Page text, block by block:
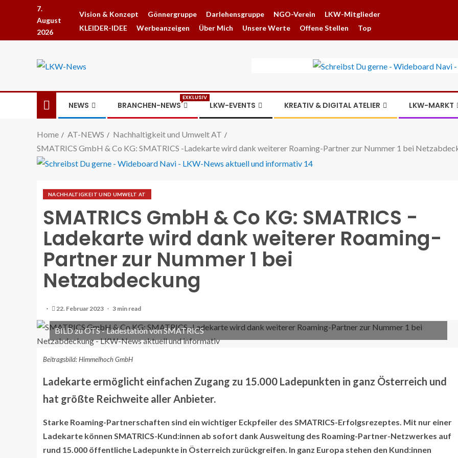
7.
August
2026
Vision & Konzept Gönnergruppe Darlehensgruppe NGO-Verein
LKW-Mitglieder
KLEIDER-IDEE
Werbeanzeigen Über Mich Unsere Werte Offene Stellen Top
NEWS BRANCHEN-NEWS
EXKLUSIV
LKW-EVENTS KREATIV & DIGITAL ATELIER LKW-MARKT
Home AT-NEWS
Nachhaltigkeit und Umwelt AT
SMATRICS GmbH & Co KG: SMATRICS -Ladekarte wird dank weiterer Roaming-Partner zur Nummer 1 bei
NACHHALTIGKEIT UND UMWELT AT
SMATRICS GmbH & Co KG: SMATRICS -
Ladekarte wird dank weiterer Roaming-
Partner zur Nummer 1 bei
Netzabdeckung
22. Februar 2023 3 min read
BILD zu OTS - Ladestation von SMATRICS
Beitragsbild: Himmelhoch GmbH
Ladekarte ermöglicht einfachen Zugang zu 15.000 Ladepunkten in ganz Österreich und
hat größte Reichweite aller Anbieter.
Starke Roaming-Partnerschaften sind ein wichtiger Eckpfeiler des SMATRICS-Erfolgsrezeptes. Mit nur einer
Ladekarte können SMATRICS-Kund:innen ab sofort dank Ausweitung des Roaming-Partner-Netzwerkes auf
rund 15.000 öffentliche Ladepunkte in Österreich zurückgreifen. In ganz Europa stehen den Kund:innen